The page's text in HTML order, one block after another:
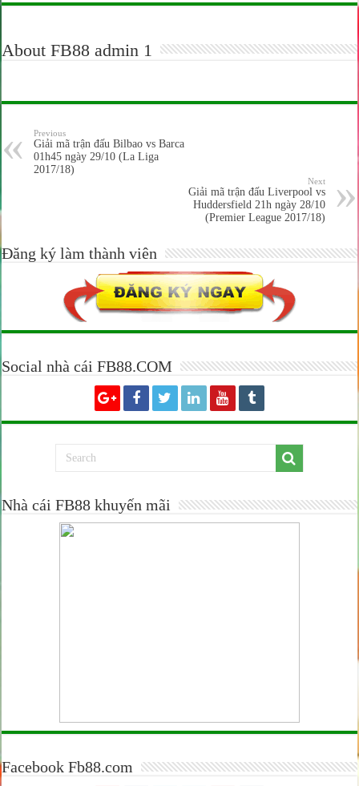
About FB88 admin 1
Previous
Giải mã trận đấu Bilbao vs Barca
01h45 ngày 29/10 (La Liga
2017/18)
Next
Giải mã trận đấu Liverpool vs
Huddersfield 21h ngày 28/10
(Premier League 2017/18)
Đăng ký làm thành viên
Social nhà cái FB88.COM
Nhà cái FB88 khuyến mãi
Facebook Fb88.com